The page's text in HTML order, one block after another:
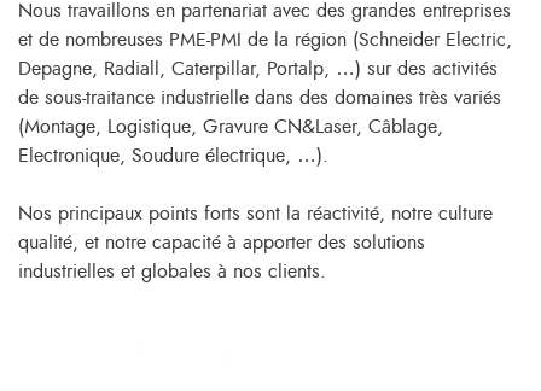
Nous travaillons en partenariat avec des grandes entreprises
et de nombreuses PME-PMI de la région (Schneider Electric,
Depagne, Radiall, Caterpillar, Portalp, …) sur des activités
de sous-traitance industrielle dans des domaines très variés
(Montage, Logistique, Gravure CN&Laser, Câblage,
Electronique, Soudure électrique, …).
Nos principaux points forts sont la réactivité, notre culture
qualité, et notre capacité à apporter des solutions
industrielles et globales à nos clients.